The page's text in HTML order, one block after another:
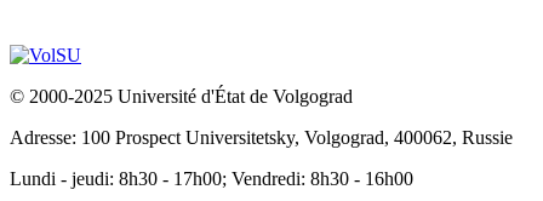
© 2000-2025 Université d'État de Volgograd
Adresse: 100 Prospect Universitetsky, Volgograd, 400062, Russie
Lundi - jeudi: 8h30 - 17h00; Vendredi: 8h30 - 16h00